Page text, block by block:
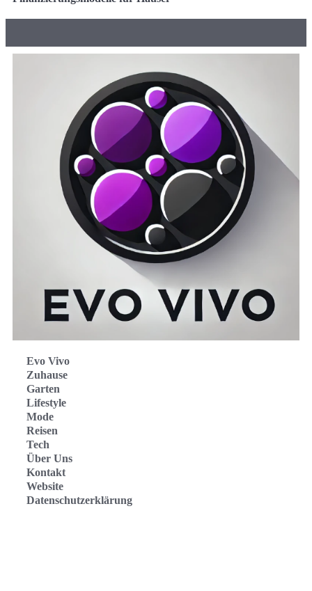
Evo Vivo
Zuhause
Garten
Lifestyle
Mode
Reisen
Tech
Über Uns
Kontakt
Website
Datenschutzerklärung